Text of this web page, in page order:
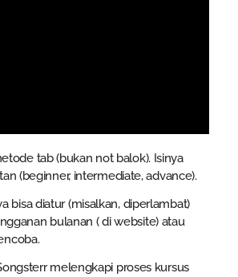
tab (bukan not balok). Isinya
(beginner, intermediate, advance).
bisa diatur (misalkan, diperlambat)
bulanan ( di website) atau
melengkapi proses kursus